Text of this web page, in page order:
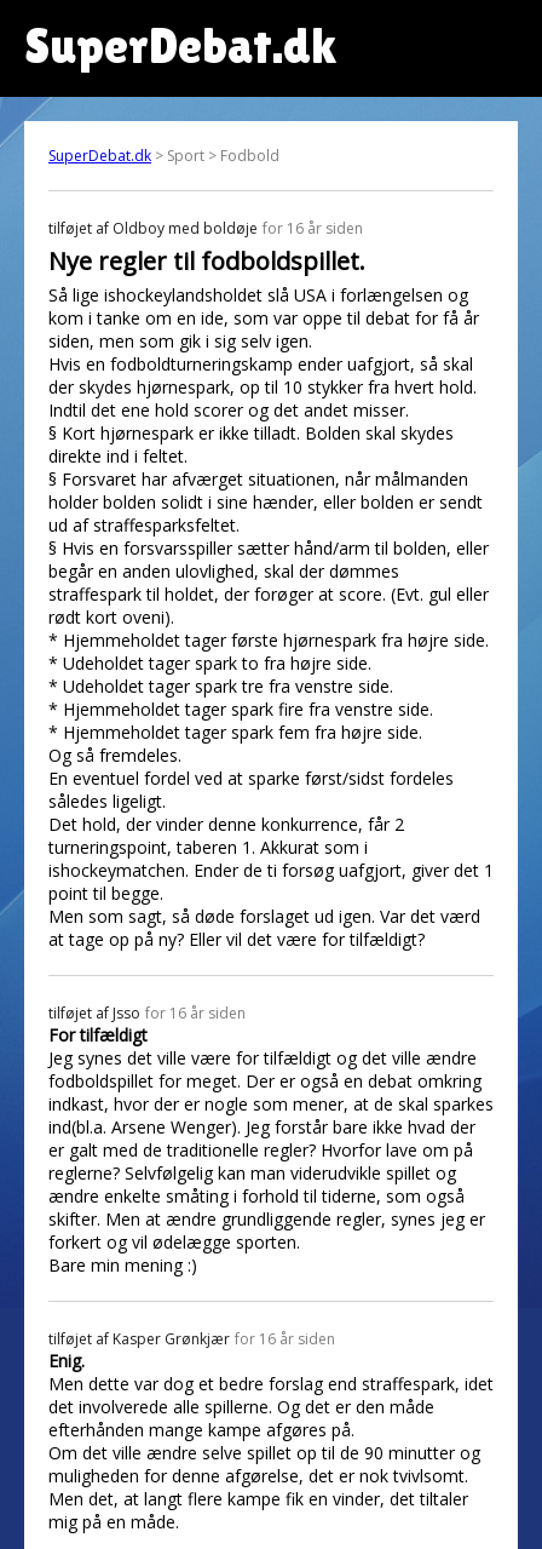
SuperDebat.dk
SuperDebat.dk > Sport > Fodbold
tilføjet af Oldboy med boldøje for 16 år siden
Nye regler til fodboldspillet.
Så lige ishockeylandsholdet slå USA i forlængelsen og
kom i tanke om en ide, som var oppe til debat for få år
siden, men som gik i sig selv igen.
Hvis en fodboldturneringskamp ender uafgjort, så skal
der skydes hjørnespark, op til 10 stykker fra hvert hold.
Indtil det ene hold scorer og det andet misser.
§ Kort hjørnespark er ikke tilladt. Bolden skal skydes
direkte ind i feltet.
§ Forsvaret har afværget situationen, når målmanden
holder bolden solidt i sine hænder, eller bolden er sendt
ud af straffesparksfeltet.
§ Hvis en forsvarsspiller sætter hånd/arm til bolden, eller
begår en anden ulovlighed, skal der dømmes
straffespark til holdet, der forøger at score. (Evt. gul eller
rødt kort oveni).
* Hjemmeholdet tager første hjørnespark fra højre side.
* Udeholdet tager spark to fra højre side.
* Udeholdet tager spark tre fra venstre side.
* Hjemmeholdet tager spark fire fra venstre side.
* Hjemmeholdet tager spark fem fra højre side.
Og så fremdeles.
En eventuel fordel ved at sparke først/sidst fordeles
således ligeligt.
Det hold, der vinder denne konkurrence, får 2
turneringspoint, taberen 1. Akkurat som i
ishockeymatchen. Ender de ti forsøg uafgjort, giver det 1
point til begge.
Men som sagt, så døde forslaget ud igen. Var det værd
at tage op på ny? Eller vil det være for tilfældigt?
tilføjet af Jsso for 16 år siden
For tilfældigt
Jeg synes det ville være for tilfældigt og det ville ændre
fodboldspillet for meget. Der er også en debat omkring
indkast, hvor der er nogle som mener, at de skal sparkes
ind(bl.a. Arsene Wenger). Jeg forstår bare ikke hvad der
er galt med de traditionelle regler? Hvorfor lave om på
reglerne? Selvfølgelig kan man viderudvikle spillet og
ændre enkelte småting i forhold til tiderne, som også
skifter. Men at ændre grundliggende regler, synes jeg er
forkert og vil ødelægge sporten.
Bare min mening :)
tilføjet af Kasper Grønkjær for 16 år siden
Enig.
Men dette var dog et bedre forslag end straffespark, idet
det involverede alle spillerne. Og det er den måde
efterhånden mange kampe afgøres på.
Om det ville ændre selve spillet op til de 90 minutter og
muligheden for denne afgørelse, det er nok tvivlsomt.
Men det, at langt flere kampe fik en vinder, det tiltaler
mig på en måde.